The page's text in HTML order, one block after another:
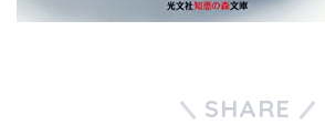
SHARE